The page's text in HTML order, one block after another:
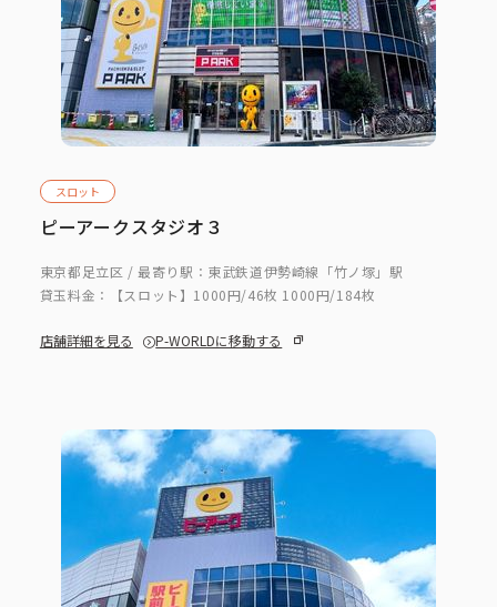
スロット
ピーアークスタジオ３
東京都足立区 / 最寄り駅：東武鉄道伊勢崎線「竹ノ塚」駅
貸玉料金：
【スロット】1000円/46枚 1000円/184枚
店舗詳細を見る P-WORLDに移動する